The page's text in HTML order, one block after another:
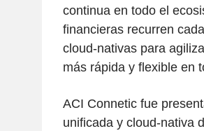
continua en todo el
financieras recurren
cloud-nativas para
más rápida y flexible en
ACI Connetic fue
unificada y cloud-nativa